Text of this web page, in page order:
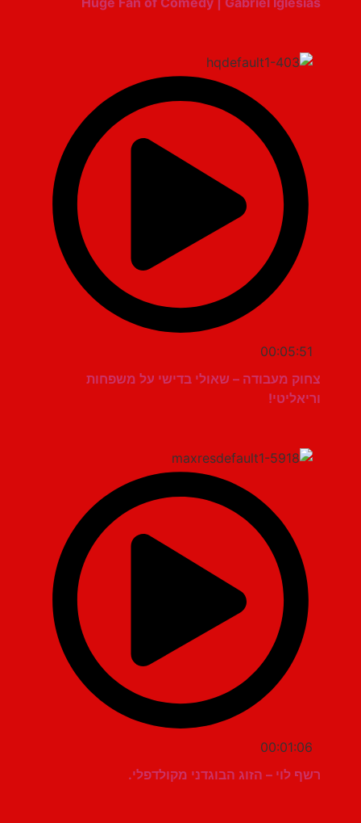
00:05:51
צחוק מעבודה – שאולי בדישי על משפחות
וריאליטי!
00:01:06
רשף לוי – הזוג הבוגדני מקולדפלי.